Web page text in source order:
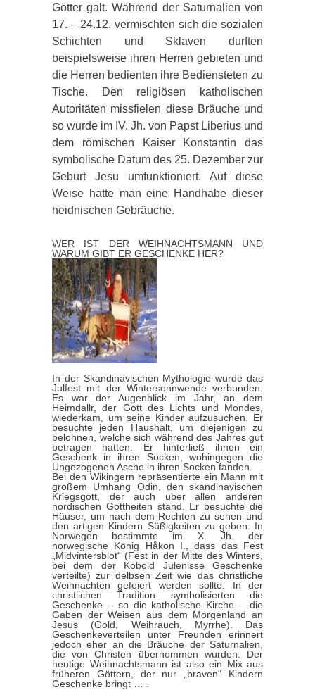
Götter galt. Während der Saturnalien von
17. – 24.12. vermischten sich die sozialen
Schichten und Sklaven durften
beispielsweise ihren Herren gebieten und
die Herren bedienten ihre Bediensteten zu
Tische. Den religiösen katholischen
Autoritäten missfielen diese Bräuche und
so wurde im IV. Jh. von Papst Liberius und
dem römischen Kaiser Konstantin das
symbolische Datum des 25. Dezember zur
Geburt Jesu umfunktioniert. Auf diese
Weise hatte man eine Handhabe dieser
heidnischen Gebräuche.
WER IST DER WEIHNACHTSMANN UND
WARUM GIBT ER GESCHENKE HER?
In der Skandinavischen Mythologie wurde das
Julfest mit der Wintersonnwende verbunden.
Es war der Augenblick im Jahr, an dem
Heimdallr, der Gott des Lichts und Mondes,
wiederkam, um seine Kinder aufzusuchen. Er
besuchte jeden Haushalt, um diejenigen zu
belohnen, welche sich während des Jahres gut
betragen hatten. Er hinterließ ihnen ein
Geschenk in ihren Socken, wohingegen die
Ungezogenen Asche in ihren Socken fanden.
Bei den Wikingern repräsentierte ein Mann mit
großem Umhang Odin, den skandinavischen
Kriegsgott, der auch über allen anderen
nordischen Gottheiten stand. Er besuchte die
Häuser, um nach dem Rechten zu sehen und
den artigen Kindern Süßigkeiten zu geben. In
Norwegen bestimmte im X. Jh. der
norwegische König Håkon I., dass das Fest
„Midvintersblot“ (Fest in der Mitte des Winters,
bei dem der Kobold Julenisse Geschenke
verteilte) zur delbsen Zeit wie das christliche
Weihnachten gefeiert werden sollte. In der
christlichen Tradition symbolisierten die
Geschenke – so die katholische Kirche – die
Gaben der Weisen aus dem Morgenland an
Jesus (Gold, Weihrauch, Myrrhe). Das
Geschenkeverteilen unter Freunden erinnert
jedoch eher an die Bräuche der Saturnalien,
die von Christen übernommen wurden. Der
heutige Weihnachtsmann ist also ein Mix aus
früheren Göttern, der nur „braven“ Kindern
Geschenke bringt … .